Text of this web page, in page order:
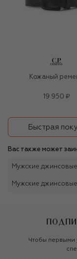
Кожаный
19 950 ₽
Быстрая
Вас также может
Мужские
Мужские
Чтобы первыми